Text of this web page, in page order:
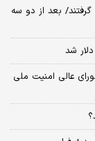
بعد از دو سه
عالی امنیت ملی